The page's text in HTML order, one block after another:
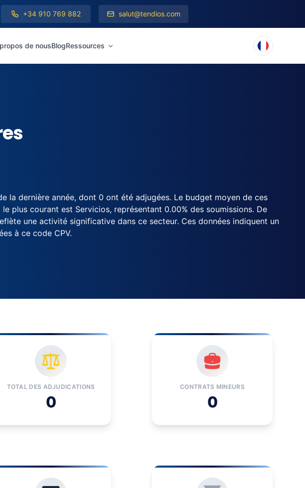
+34 910 769 882 salut@tendios.com
de nousBlogRessources
la dernière année, dont 0 ont été adjugées. Le budget moyen de ces
plus courant est Servicios, représentant 0.00% des soumissions. De
une activité significative dans ce secteur. Ces données indiquent un
à ce code CPV.
TOTAL DES ADJUDICATIONS
0
CONTRATS MINEURS
0